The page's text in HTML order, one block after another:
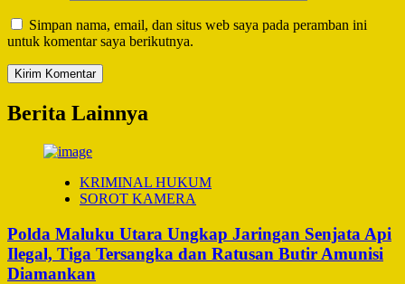
Simpan nama, email, dan situs web saya pada peramban ini
untuk komentar saya berikutnya.
Berita Lainnya
KRIMINAL HUKUM
SOROT KAMERA
Polda Maluku Utara Ungkap Jaringan Senjata Api
Ilegal, Tiga Tersangka dan Ratusan Butir Amunisi
Diamankan